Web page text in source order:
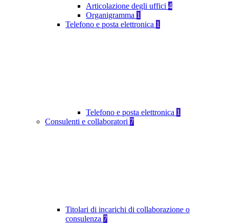
Articolazione degli uffici 4
Organigramma 1
Telefono e posta elettronica 1
Telefono e posta elettronica 1
Consulenti e collaboratori 7
Titolari di incarichi di collaborazione o
consulenza 7